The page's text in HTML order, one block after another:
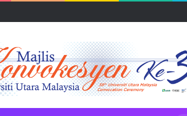
kepada PELAJAR UUM